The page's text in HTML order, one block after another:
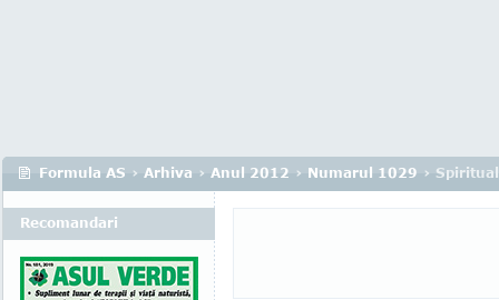
Formula AS › Arhiva › Anul 2012 › Numarul 1029 ›
Recomandari